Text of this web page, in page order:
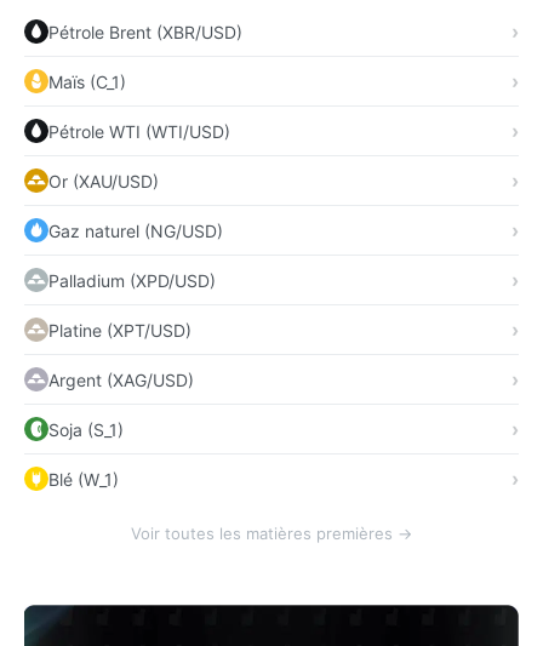
Pétrole Brent (XBR/USD)
Maïs (C_1)
Pétrole WTI (WTI/USD)
Or (XAU/USD)
Gaz naturel (NG/USD)
Palladium (XPD/USD)
Platine (XPT/USD)
Argent (XAG/USD)
Soja (S_1)
Blé (W_1)
Voir toutes les matières premières →